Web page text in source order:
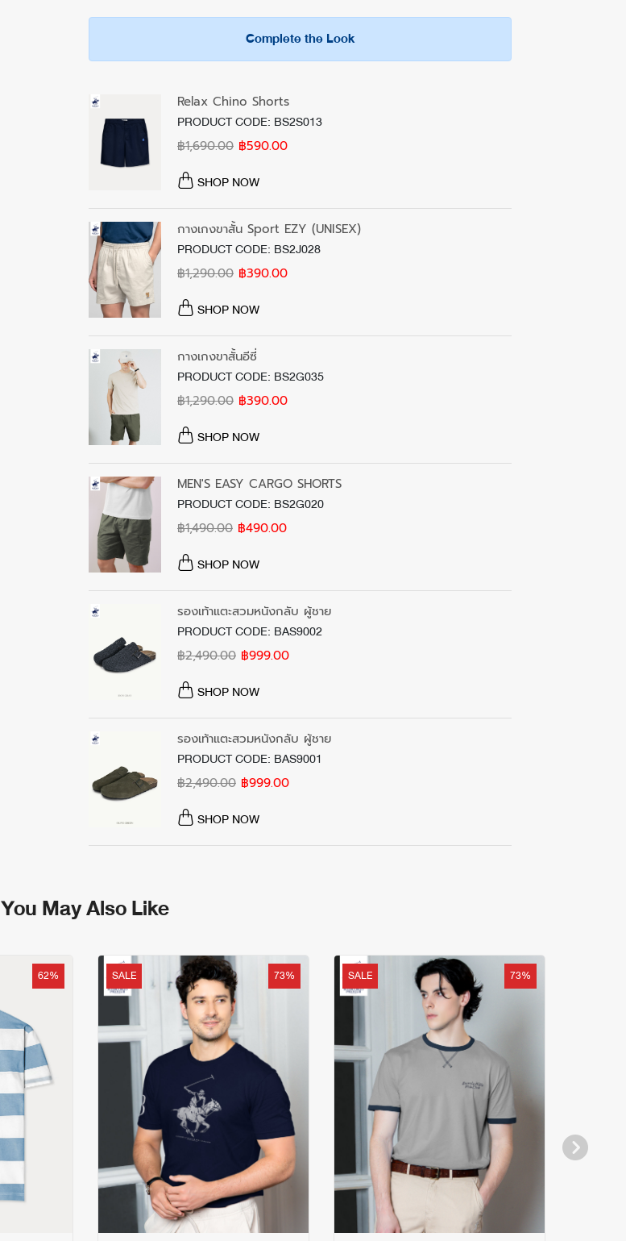
- สามารถสวมใส่ได้ทั้งชายและหญิง (Unisex)
หมายเหตุ: สีของผลิตภัณฑ์ที่แสดงบนเว็บไซต์อาจมีความแตกต่างกันจากการตั้งค่าการแสดงผล
สีของแต่ละหน้าจอ
- ปั่นแห้งด้วยอุณหภูมิต่ำ
จัดส่งฟรีในประเทศเมื่อซื้อสินค้าขั้นต่ำ 500 บาท ระยะเวลาจัดส่ง 3-5 วันทำการ (ไม่รวมเสาร์-
กรณีต้องการเปลี่ยนหรือคืนสินค้า
จากวันรับสินค้าจนถึงวันที่นำส่งสินค้าคืน โดยสินค้าและบรรจุภัณฑ์ต้องอยู่ในสภาพครบถ้วน
สมบูรณ์และไม่ผ่านการซัก
อ่านเงื่อนไขเพิ่มเติม
https://www.bhpcthailand.com/change-and-return
Complete the Look
Relax Chino Shorts
PRODUCT CODE: BS2S013
฿1,690.00 ฿590.00
SHOP NOW
กางเกงขาสั้น Sport EZY (UNISEX)
PRODUCT CODE: BS2J028
฿1,290.00 ฿390.00
SHOP NOW
กางเกงขาสั้นอีซี่
PRODUCT CODE: BS2G035
฿1,290.00 ฿390.00
SHOP NOW
MEN'S EASY CARGO SHORTS
PRODUCT CODE: BS2G020
฿1,490.00 ฿490.00
SHOP NOW
รองเท้าแตะสวมหนังกลับ ผู้ชาย
PRODUCT CODE: BAS9002
฿2,490.00 ฿999.00
SHOP NOW
รองเท้าแตะสวมหนังกลับ ผู้ชาย
PRODUCT CODE: BAS9001
฿2,490.00 ฿999.00
SHOP NOW
You May Also Like
62% SALE 73% SALE 73%